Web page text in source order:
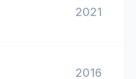
2021
2016